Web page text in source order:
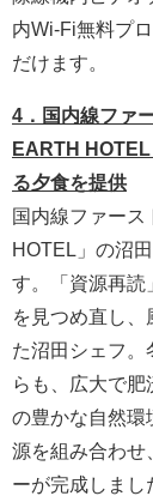
内Wi-Fi無料プ
だけます。
4．国内線ファ
EARTH
る夕食を提供
国内線ファース
HOTEL」の沼
す。「資源再読
を見つめ直し、
た沼田シェフ。
らも、広大で
の豊かな自然環
源を組み合わせ
ーが完成しまし